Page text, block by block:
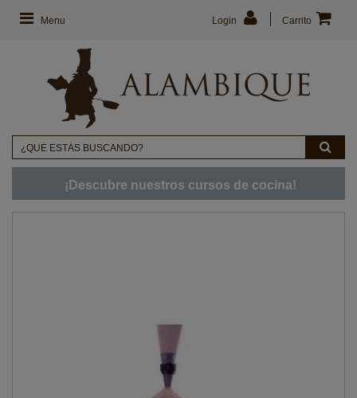
Menu Carrito
Login
¡Descubre nuestros cursos de cocina!